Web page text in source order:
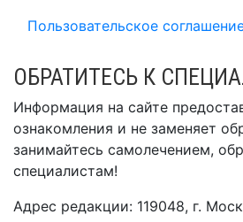
Пользовательское
ОБРАТИТЕСЬ К
Информация на сайте
ознакомления и не заменяет
занимайтесь самолечением,
специалистам!
Адрес редакции: 119048, г.